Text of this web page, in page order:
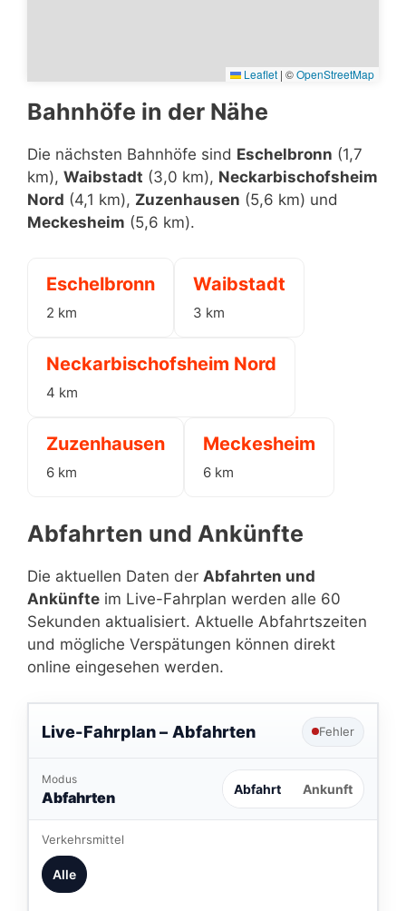
Leaflet | ©OpenStreetMap
Bahnhöfe in der Nähe
Die nächsten Bahnhöfe sind Eschelbronn (1,7
km), Waibstadt (3,0 km), Neckarbischofsheim
Nord (4,1 km), Zuzenhausen (5,6 km) und
Meckesheim (5,6 km).
Eschelbronn
2 km
Waibstadt
3 km
Neckarbischofsheim Nord
4 km
Zuzenhausen
6 km
Meckesheim
6 km
Abfahrten und Ankünfte
Die aktuellen Daten der Abfahrten und
Ankünfte im Live-Fahrplan werden alle 60
Sekunden aktualisiert. Aktuelle Abfahrtszeiten
und mögliche Verspätungen können direkt
online eingesehen werden.
Live-Fahrplan – Abfahrten Fehler
Modus
Abfahrten Abfahrt Ankunft
Verkehrsmittel
Alle